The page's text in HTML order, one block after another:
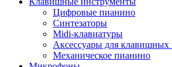
Цифровые пианино
Синтезаторы
Midi-клавиатуры
Аксессуары для клавишных
Механическое пианино